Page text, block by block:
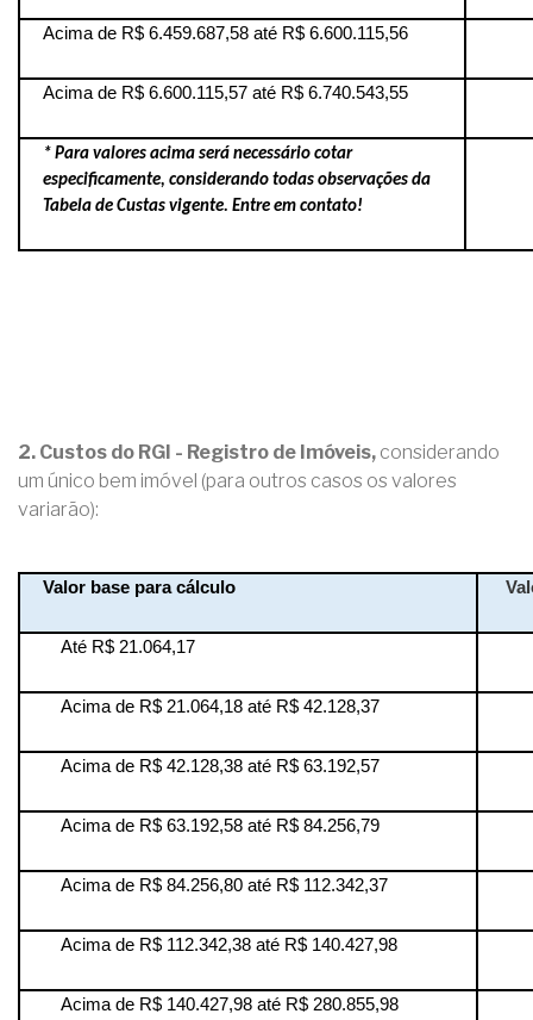
Acima de R$ 6.459.687,58 até R$ 6.600.115,56
Acima de R$ 6.600.115,57 até R$ 6.740.543,55
* Para valores acima será necessário cotar
especificamente, considerando todas observações da
Tabela de Custas vigente. Entre em contato!
2. Custos do RGI - Registro de Imóveis, considerando
um único bem imóvel (para outros casos os valores
variarão):
Valor base para cálculo
Até R$ 21.064,17
Acima de R$ 21.064,18 até R$ 42.128,37
Acima de R$ 42.128,38 até R$ 63.192,57
Acima de R$ 63.192,58 até R$ 84.256,79
Acima de R$ 84.256,80 até R$ 112.342,37
Acima de R$ 112.342,38 até R$ 140.427,98
Acima de R$ 140.427,98 até R$ 280.855,98